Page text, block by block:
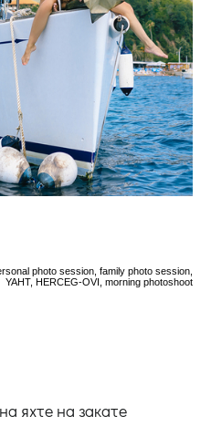
photo session, family photo session,
YAHT, HERCEG-OVI, morning photoshoot
яхте на закате